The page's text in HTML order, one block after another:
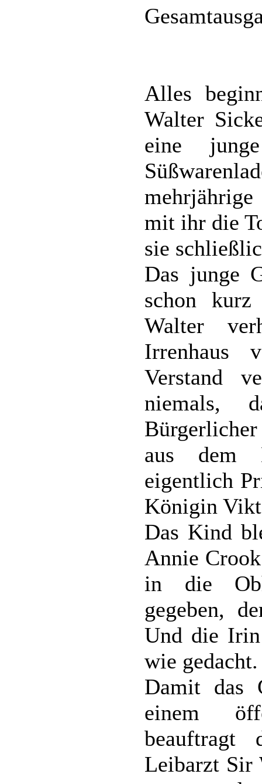
Alles
Walter
eine
mit ihr die
sie
Das junge
schon
Walter
Irrenhaus
Verstand
niemals,
aus dem
eigentlich
Königin
Das Kind
Annie
in die
gegeben,
Und die
wie gedacht.
Damit das
einem
beauftragt
Leibarzt Sir